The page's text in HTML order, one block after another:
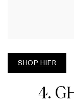
SHOP HIER
4.